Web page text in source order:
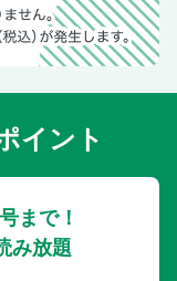
症を抑えて血管を守
酸化栄養素で守る！
プリメントの取り
ニング
の前に知っておく
イント
まで！
み放題